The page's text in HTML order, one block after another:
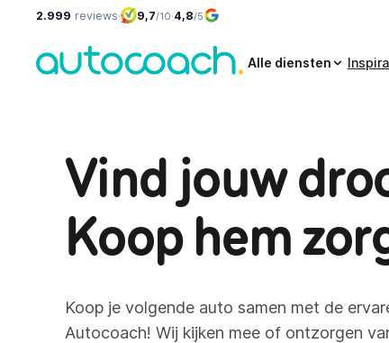
2.999 reviews· 9,7/10·4,8/5
Alle diensten
Vind jouw
Koop hem
Koop je volgende auto samen met de
Autocoach! Wij kijken mee of ontzorgen